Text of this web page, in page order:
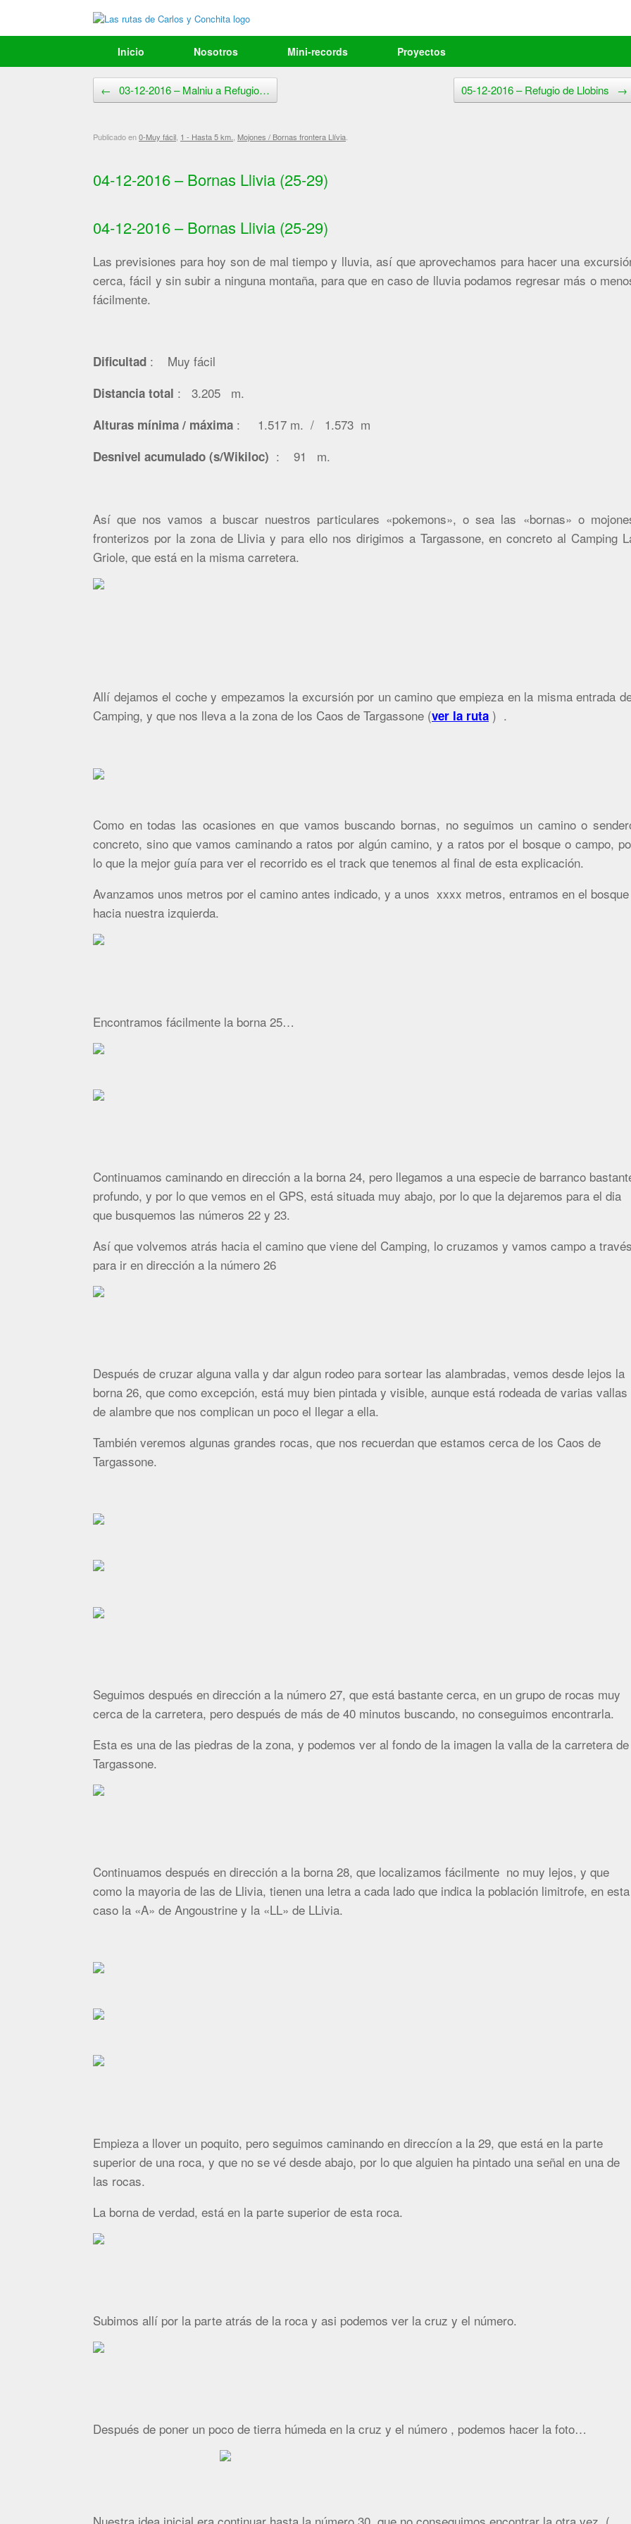
contenido
Inicio Nosotros Mini-records Proyectos
Navegador de artículos
← 03-12-2016 – Malniu a Refugio… 05-12-2016 – Refugio de Llobins →
Publicado en0-Muy fácil 1 - Hasta 5 km. Mojones / Bornas frontera Llívia
04-12-2016 – Bornas Llivia (25-29)
04-12-2016 – Bornas Llivia (25-29)
Las previsiones para hoy son de mal tiempo y lluvia, así que aprovechamos para hacer una
cerca, fácil y sin subir a ninguna montaña, para que en caso de lluvia podamos regresar más o
fácilmente.
Dificultad : Muy fácil
Distancia total : 3.205 m.
Alturas mínima / máxima : 1.517 m. / 1.573 m
Desnivel acumulado (s/Wikiloc) : 91 m.
Así que nos vamos a buscar nuestros particulares «pokemons», o sea las «bornas» o
fronterizos por la zona de Llivia y para ello nos dirigimos a Targassone, en concreto al Camping
Griole, que está en la misma carretera.
Allí dejamos el coche y empezamos la excursión por un camino que empieza en la misma entrada
Camping, y que nos lleva a la zona de los Caos de Targassone (ver la ruta ) .
Como en todas las ocasiones en que vamos buscando bornas, no seguimos un camino o
concreto, sino que vamos caminando a ratos por algún camino, y a ratos por el bosque o campo,
lo que la mejor guía para ver el recorrido es el track que tenemos al final de esta explicación.
Avanzamos unos metros por el camino antes indicado, y a unos xxxx metros, entramos en el bosque
hacia nuestra izquierda.
Encontramos fácilmente la borna 25…
Continuamos caminando en dirección a la borna 24, pero llegamos a una especie de barranco
profundo, y por lo que vemos en el GPS, está situada muy abajo, por lo que la dejaremos para el dia
que busquemos las números 22 y 23.
Así que volvemos atrás hacia el camino que viene del Camping, lo cruzamos y vamos campo a
para ir en dirección a la número 26
Después de cruzar alguna valla y dar algun rodeo para sortear las alambradas, vemos desde lejos la
borna 26, que como excepción, está muy bien pintada y visible, aunque está rodeada de varias vallas
de alambre que nos complican un poco el llegar a ella.
También veremos algunas grandes rocas, que nos recuerdan que estamos cerca de los Caos de
Targassone.
Seguimos después en dirección a la número 27, que está bastante cerca, en un grupo de rocas muy
cerca de la carretera, pero después de más de 40 minutos buscando, no conseguimos encontrarla.
Esta es una de las piedras de la zona, y podemos ver al fondo de la imagen la valla de la carretera de
Targassone.
Continuamos después en dirección a la borna 28, que localizamos fácilmente no muy lejos, y que
como la mayoria de las de Llivia, tienen una letra a cada lado que indica la población limitrofe, en esta
caso la «A» de Angoustrine y la «LL» de LLivia.
Empieza a llover un poquito, pero seguimos caminando en direccíon a la 29, que está en la parte
superior de una roca, y que no se vé desde abajo, por lo que alguien ha pintado una señal en una de
las rocas.
La borna de verdad, está en la parte superior de esta roca.
Subimos allí por la parte atrás de la roca y asi podemos ver la cruz y el número.
Después de poner un poco de tierra húmeda en la cruz y el número , podemos hacer la foto…